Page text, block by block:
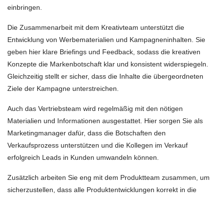
einbringen.
Die Zusammenarbeit mit dem Kreativteam unterstützt die
Entwicklung von Werbematerialien und Kampagneninhalten. Sie
geben hier klare Briefings und Feedback, sodass die kreativen
Konzepte die Markenbotschaft klar und konsistent widerspiegeln.
Gleichzeitig stellt er sicher, dass die Inhalte die übergeordneten
Ziele der Kampagne unterstreichen.
Auch das Vertriebsteam wird regelmäßig mit den nötigen
Materialien und Informationen ausgestattet. Hier sorgen Sie als
Marketingmanager dafür, dass die Botschaften den
Verkaufsprozess unterstützen und die Kollegen im Verkauf
erfolgreich Leads in Kunden umwandeln können.
Zusätzlich arbeiten Sie eng mit dem Produktteam zusammen, um
sicherzustellen, dass alle Produktentwicklungen korrekt in die